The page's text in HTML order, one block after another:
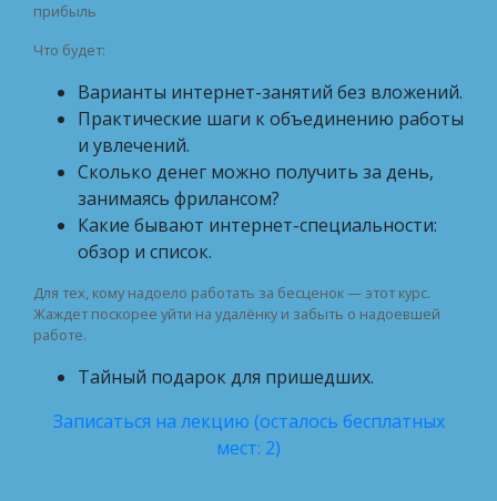
прибыль
Что будет:
Варианты интернет-занятий без вложений.
Практические шаги к объединению работы
и увлечений.
Сколько денег можно получить за день,
занимаясь фрилансом?
Какие бывают интернет-специальности:
обзор и список.
Для тех, кому надоело работать за бесценок — этот курс.
Жаждет поскорее уйти на удалёнку и забыть о надоевшей
работе.
Тайный подарок для пришедших.
Записаться на лекцию (осталось бесплатных
мест: 2)